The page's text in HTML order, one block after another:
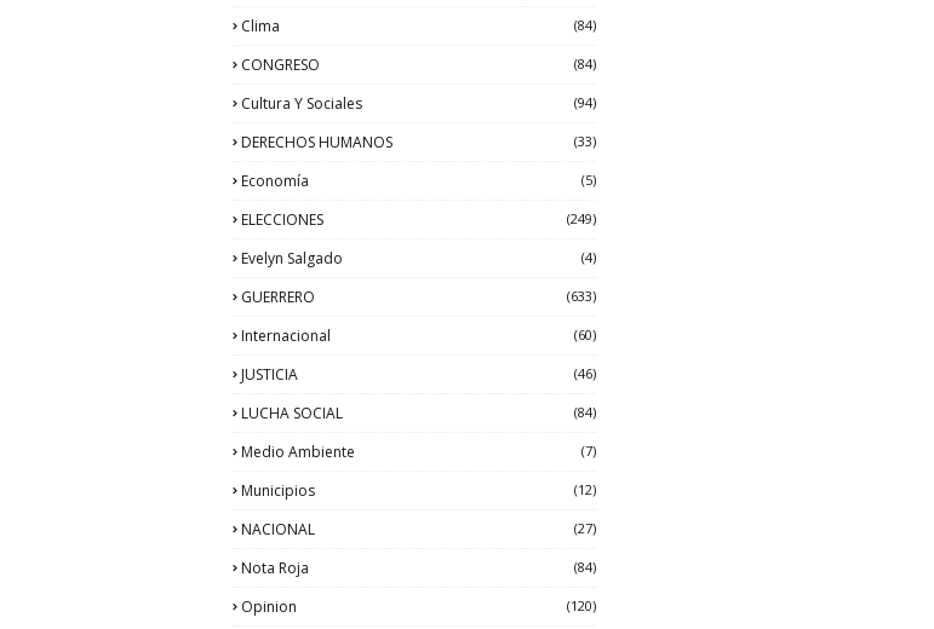
Clima (84)
CONGRESO (84)
Cultura Y Sociales (94)
DERECHOS HUMANOS (33)
Economía (5)
ELECCIONES (249)
Evelyn Salgado (4)
GUERRERO (633)
Internacional (60)
JUSTICIA (46)
LUCHA SOCIAL (84)
Medio Ambiente (7)
Municipios (12)
NACIONAL (27)
Nota Roja (84)
Opinion (120)